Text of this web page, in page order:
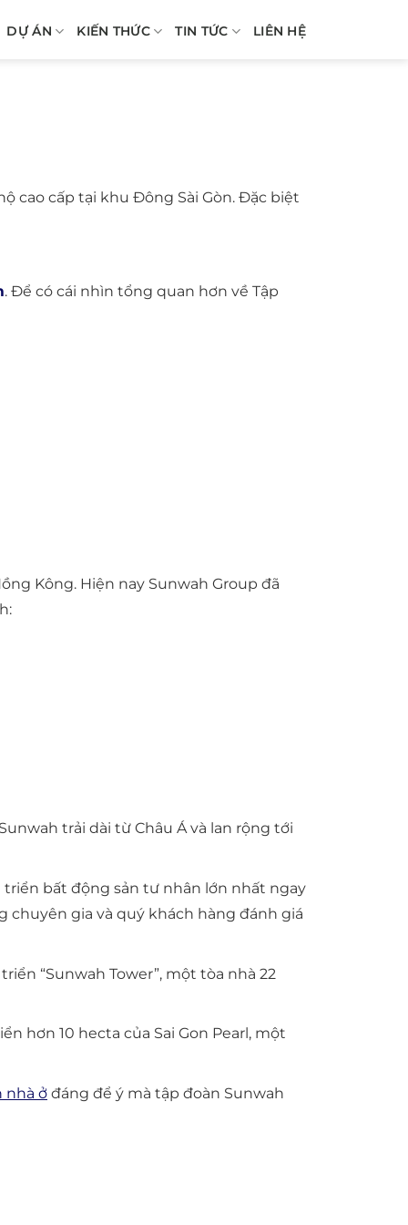
DỰ ÁN KIẾN THỨC TIN TỨC LIÊN HỆ
cao cấp tại khu Đông Sài Gòn. Đặc biệt
. Để có cái nhìn tổng quan hơn về Tập
Kông. Hiện nay Sunwah Group đã
trải dài từ Châu Á và lan rộng tới
bất động sản tư nhân lớn nhất ngay
chuyên gia và quý khách hàng đánh giá
“Sunwah Tower”, một tòa nhà 22
hơn 10 hecta của Sai Gon Pearl, một
nhà ở đáng để ý mà tập đoàn Sunwah